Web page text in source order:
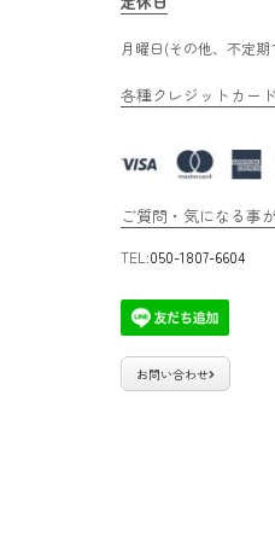
月曜日(その他、不定
各種クレジットカー
ご質問・気になる事
TEL:050-1807-6604
お問い合わせ